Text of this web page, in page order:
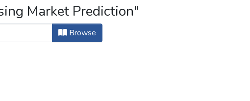
Market Prediction"
Browse